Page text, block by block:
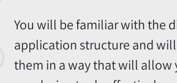
You will be familiar with the
application structure and
them in a way that will allow